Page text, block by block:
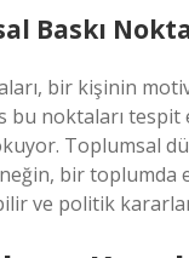
Baskı
bir kişinin
bu noktaları
Toplumsal
bir
ve politik